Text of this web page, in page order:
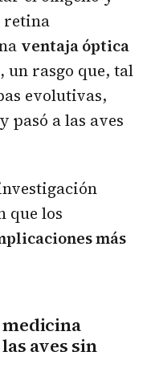
retina
ventaja óptica
un rasgo que, tal
evolutivas,
pasó a las aves
que los
más
medicina
aves sin